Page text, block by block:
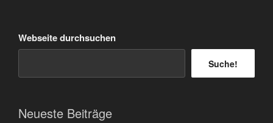
Webseite durchsuchen
Suche!
Neueste Beiträge